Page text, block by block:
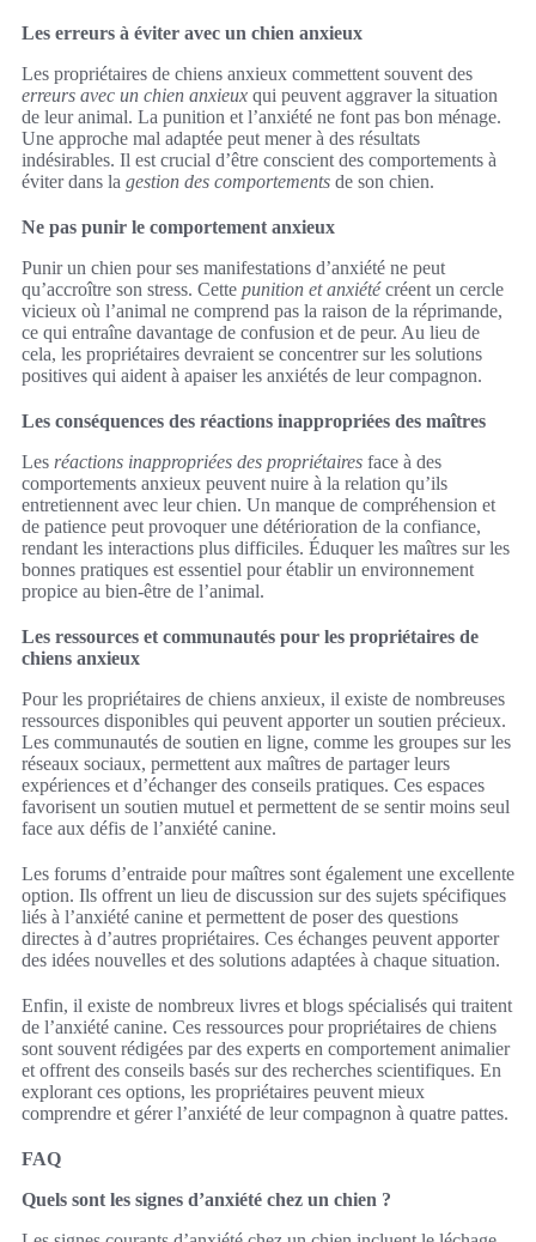
Les erreurs à éviter avec un chien anxieux
Les propriétaires de chiens anxieux commettent souvent des
erreurs avec un chien anxieux qui peuvent aggraver la situation
de leur animal. La punition et l’anxiété ne font pas bon ménage.
Une approche mal adaptée peut mener à des résultats
indésirables. Il est crucial d’être conscient des comportements à
éviter dans la gestion des comportements de son chien.
Ne pas punir le comportement anxieux
Punir un chien pour ses manifestations d’anxiété ne peut
qu’accroître son stress. Cette punition et anxiétécréent un cercle
vicieux où l’animal ne comprend pas la raison de la réprimande,
ce qui entraîne davantage de confusion et de peur. Au lieu de
cela, les propriétaires devraient se concentrer sur les solutions
positives qui aident à apaiser les anxiétés de leur compagnon.
Les conséquences des réactions inappropriées des maîtres
Les réactions inappropriées des propriétaires face à des
comportements anxieux peuvent nuire à la relation qu’ils
entretiennent avec leur chien. Un manque de compréhension et
de patience peut provoquer une détérioration de la confiance,
rendant les interactions plus difficiles. Éduquer les maîtres sur les
bonnes pratiques est essentiel pour établir un environnement
propice au bien-être de l’animal.
Les ressources et communautés pour les propriétaires de
chiens anxieux
Pour les propriétaires de chiens anxieux, il existe de nombreuses
ressources disponibles qui peuvent apporter un soutien précieux.
Les communautés de soutien en ligne, comme les groupes sur les
réseaux sociaux, permettent aux maîtres de partager leurs
expériences et d’échanger des conseils pratiques. Ces espaces
favorisent un soutien mutuel et permettent de se sentir moins seul
face aux défis de l’anxiété canine.
Les forums d’entraide pour maîtres sont également une excellente
option. Ils offrent un lieu de discussion sur des sujets spécifiques
liés à l’anxiété canine et permettent de poser des questions
directes à d’autres propriétaires. Ces échanges peuvent apporter
des idées nouvelles et des solutions adaptées à chaque situation.
Enfin, il existe de nombreux livres et blogs spécialisés qui traitent
de l’anxiété canine. Ces ressources pour propriétaires de chiens
sont souvent rédigées par des experts en comportement animalier
et offrent des conseils basés sur des recherches scientifiques. En
explorant ces options, les propriétaires peuvent mieux
comprendre et gérer l’anxiété de leur compagnon à quatre pattes.
FAQ
Quels sont les signes d’anxiété chez un chien ?